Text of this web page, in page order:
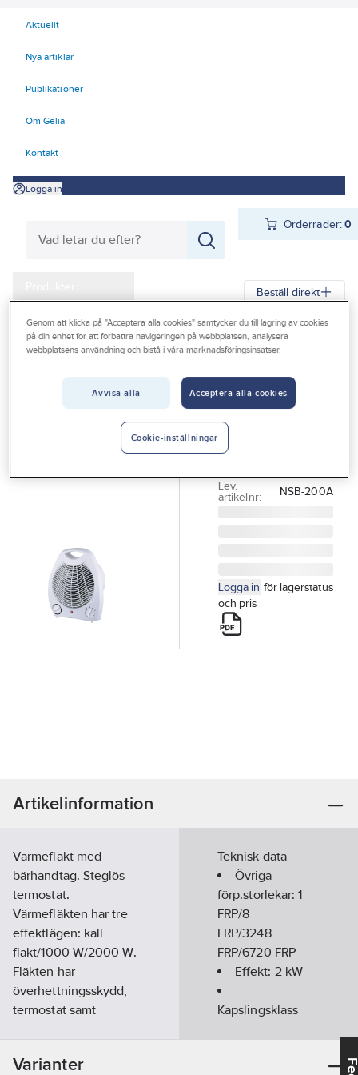
Aktuellt
Nya artiklar
Publikationer
Om Gelia
Kontakt
Logga in
Orderrader:0
Outlet
Beställ direkt
Gelia Produkter Gelia El Kyl- och värmeprodukter Värmefläktar
GELIA
Värmefläkt,
plast, 2 kW
2000W PLAST VIT
Artikelnr: 4002000051
Lev.
artikelnr:
NSB-200A
Logga in för lagerstatus
och pris
Artikelinformation
Värmefläkt med
bärhandtag. Steglös
termostat.
Värmefläkten har tre
effektlägen: kall
fläkt/1000 W/2000 W.
Fläkten har
överhettningsskydd,
termostat samt
stickpropp.
Teknisk data
Övriga
förp.storlekar:1
FRP/8
FRP/3248
FRP/6720 FRP
Effekt: 2kW
Kapslingsklass
Varianter
Genom att klicka på "Acceptera alla cookies" samtycker du till lagring av cookies
på din enhet för att förbättra navigeringen på webbplatsen, analysera
webbplatsens användning och bistå i våra marknadsföringsinsatser.
Avvisa alla Acceptera alla cookies
Cookie-inställningar